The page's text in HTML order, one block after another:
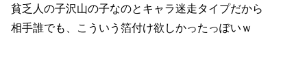
貧乏人の子沢山の子なのとキャラ迷走タイプだから
相手誰でも、こういう箔付け欲しかったっぽいｗ